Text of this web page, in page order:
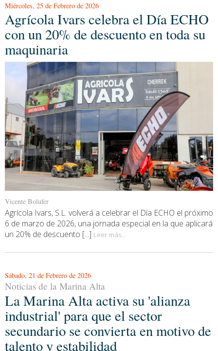
Miércoles, 25 de Febrero de 2026
Agrícola Ivars celebra el Día ECHO
con un 20% de descuento en toda su
maquinaria
Vicente Bolufer
Agrícola Ivars, S.L. volverá a celebrar el Día ECHO el próximo
6 de marzo de 2026, una jornada especial en la que aplicará
un 20% de descuento [...] Leer más...
Sábado, 21 de Febrero de 2026
Noticias de la Marina Alta
La Marina Alta activa su 'alianza
industrial' para que el sector
secundario se convierta en motivo de
talento y estabilidad